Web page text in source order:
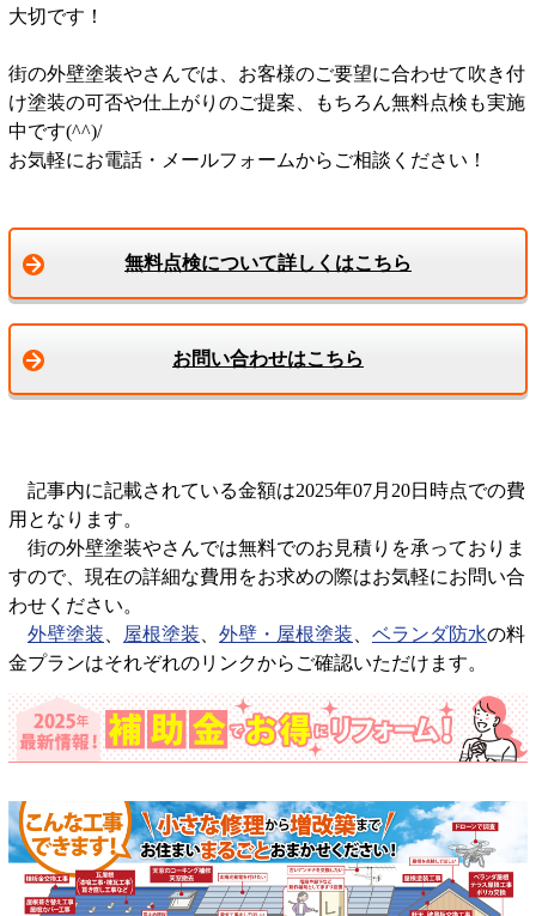
大切です！
街の外壁塗装やさんでは、お客様のご要望に合わせて吹き付
け塗装の可否や仕上がりのご提案、もちろん無料点検も実施
中です(^^)/
お気軽にお電話・メールフォームからご相談ください！
無料点検について詳しくはこちら
お問い合わせはこちら
記事内に記載されている金額は2025年07月20日時点での費
用となります。
街の外壁塗装やさんでは無料でのお見積りを承っておりま
すので、現在の詳細な費用をお求めの際はお気軽にお問い合
わせください。
外壁塗装
屋根塗装 外壁・屋根塗装 ベランダ防水の料
金プランはそれぞれのリンクからご確認いただけます。